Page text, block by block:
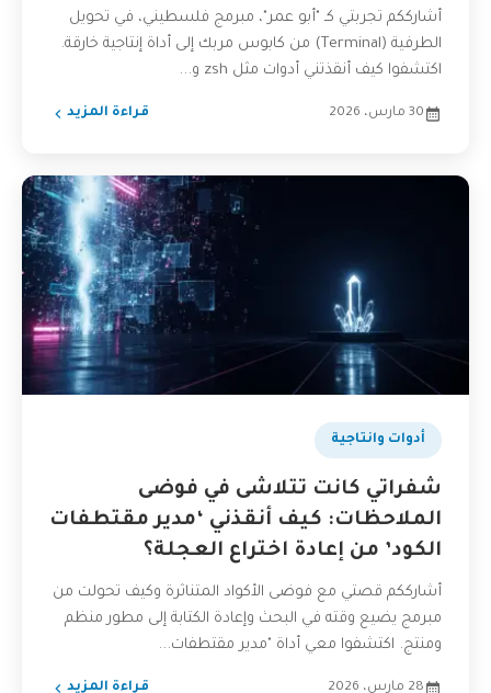
أشارككم تجربتي كـ "أبو عمر"، مبرمج فلسطيني، في تحويل
الطرفية (Terminal) من كابوس مربك إلى أداة إنتاجية خارقة.
اكتشفوا كيف أنقذتني أدوات مثل zsh و...
30 مارس، 2026 قراءة المزيد
أدوات وانتاجية
شفراتي كانت تتلاشى في فوضى
الملاحظات: كيف أنقذني ‘مدير مقتطفات
الكود’ من إعادة اختراع العجلة؟
أشارككم قصتي مع فوضى الأكواد المتناثرة وكيف تحولت من
مبرمج يضيع وقته في البحث وإعادة الكتابة إلى مطور منظم
ومنتج. اكتشفوا معي أداة "مدير مقتطفات...
28 مارس، 2026 قراءة المزيد